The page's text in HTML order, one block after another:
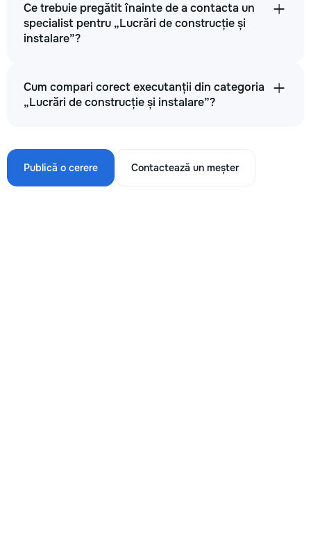
Ce trebuie pregătit înainte de a contacta un
specialist pentru „Lucrări de construcție și
instalare”?
Cum compari corect executanții din categoria
„Lucrări de construcție și instalare”?
Publică o cerere Contactează un meșter